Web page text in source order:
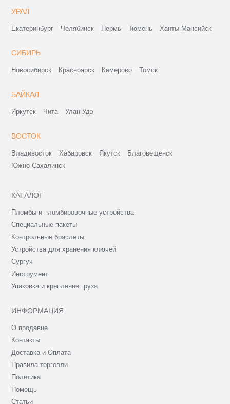
УРАЛ
Екатеринбург Челябинск Пермь Тюмень Ханты-Мансийск
СИБИРЬ
Новосибирск Красноярск Кемерово Томск
БАЙКАЛ
Иркутск Чита Улан-Удэ
ВОСТОК
Владивосток Хабаровск Якутск
Благовещенск
Южно-Сахалинск
КАТАЛОГ
Пломбы и пломбировочные устройства
Специальные пакеты
Контрольные браслеты
Устройства для хранения ключей
Сургуч
Инструмент
Упаковка и крепление груза
ИНФОРМАЦИЯ
О продавце
Контакты
Доставка и Оплата
Правила торговли
Политика
Помощь
Статьи